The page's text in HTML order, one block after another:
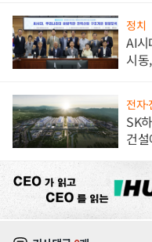
정치
AI시
시동
전자
SK
건